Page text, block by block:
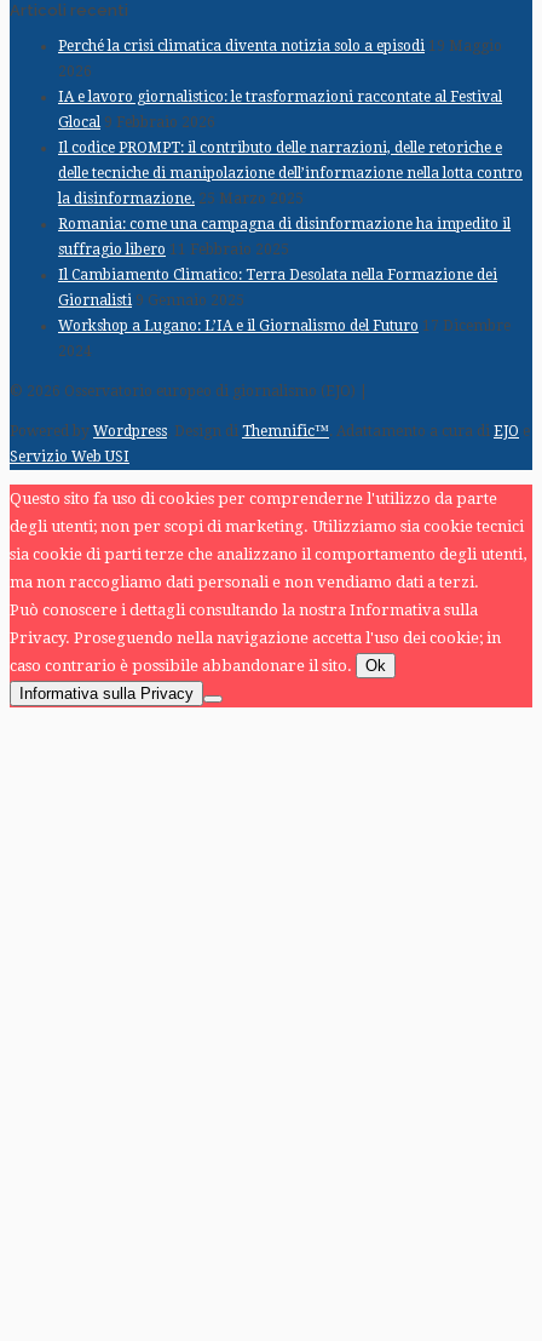
Articoli recenti
Perché la crisi climatica diventa notizia solo a episodi 19 Maggio
2026
IA e lavoro giornalistico: le trasformazioni raccontate al Festival
Glocal 9 Febbraio 2026
Il codice PROMPT: il contributo delle narrazioni, delle retoriche e
delle tecniche di manipolazione dell’informazione nella lotta contro
la disinformazione. 25 Marzo 2025
Romania: come una campagna di disinformazione ha impedito il
suffragio libero 11 Febbraio 2025
Il Cambiamento Climatico: Terra Desolata nella Formazione dei
Giornalisti 9 Gennaio 2025
Workshop a Lugano: L’IA e il Giornalismo del Futuro 17 Dicembre
2024
© 2026 Osservatorio europeo di giornalismo (EJO) |
Powered by Wordpress. Design di Themnific™. Adattamento a cura di EJO e
Servizio Web USI
Questo sito fa uso di cookies per comprenderne l'utilizzo da parte
degli utenti; non per scopi di marketing. Utilizziamo sia cookie tecnici
sia cookie di parti terze che analizzano il comportamento degli utenti,
ma non raccogliamo dati personali e non vendiamo dati a terzi.
Può conoscere i dettagli consultando la nostra Informativa sulla
Privacy. Proseguendo nella navigazione accetta l'uso dei cookie; in
caso contrario è possibile abbandonare il sito.
Ok
Informativa sulla Privacy